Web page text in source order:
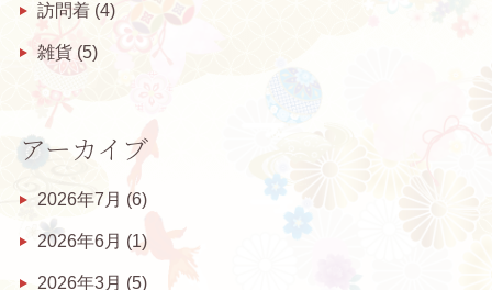
訪問着(4)
雑貨(5)
アーカイブ
2026年7月 (6)
2026年6月 (1)
2026年3月 (5)